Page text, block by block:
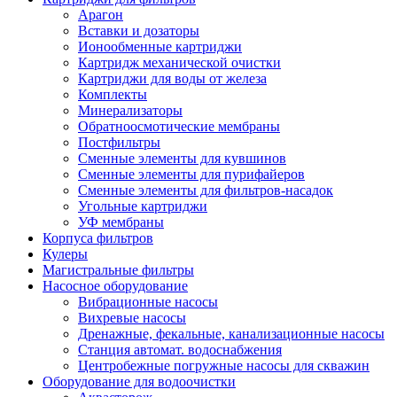
Арагон
Вставки и дозаторы
Ионообменные картриджи
Картридж механической очистки
Картриджи для воды от железа
Комплекты
Минерализаторы
Обратноосмотические мембраны
Постфильтры
Сменные элементы для кувшинов
Сменные элементы для пурифайеров
Сменные элементы для фильтров-насадок
Угольные картриджи
УФ мембраны
Корпуса фильтров
Кулеры
Магистральные фильтры
Насосное оборудование
Вибрационные насосы
Вихревые насосы
Дренажные, фекальные, канализационные насосы
Станция автомат. водоснабжения
Центробежные погружные насосы для скважин
Оборудование для водоочистки